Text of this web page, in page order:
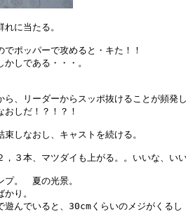
に当たる。
ポッパーで攻めると・キた！！
しである・・・。
ら、リーダーからスッポ抜けることが頻発
しだ！？！？！
しなおし、キャストを続ける。
，３本、マツダイも上がる。。いいな、い
。　夏の光景。
り。
遊んでいると、30cmくらいのメジがくるし